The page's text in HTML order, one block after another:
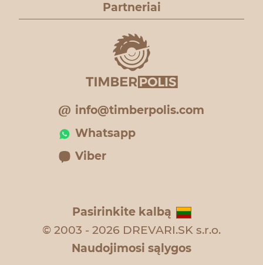
Partneriai
info@timberpolis.com
Whatsapp
Viber
Pasirinkite kalbą
© 2003 - 2026 DREVARI.SK s.r.o.
Naudojimosi sąlygos